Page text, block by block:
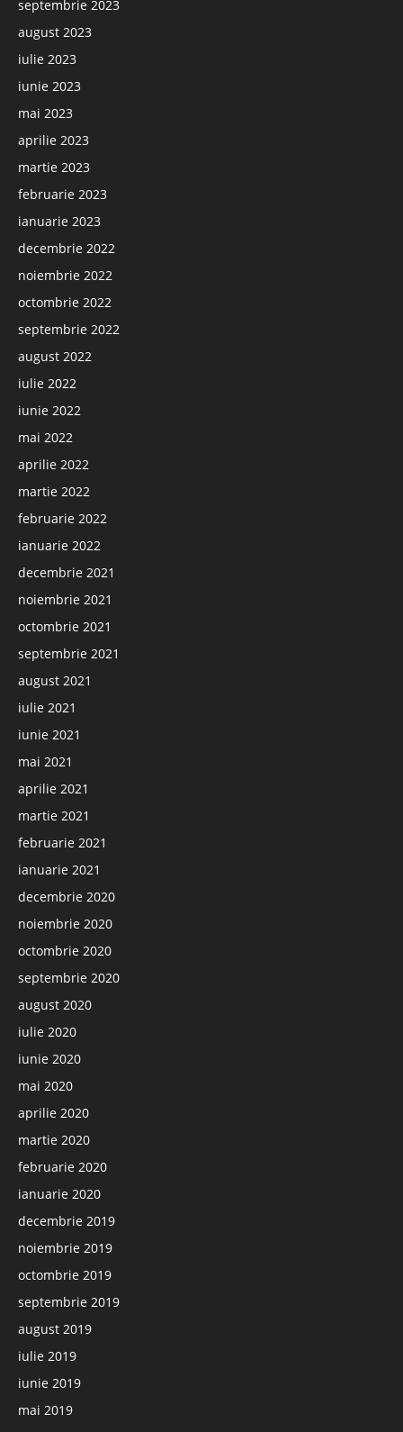
septembrie 2023
august 2023
iulie 2023
iunie 2023
mai 2023
aprilie 2023
martie 2023
februarie 2023
ianuarie 2023
decembrie 2022
noiembrie 2022
octombrie 2022
septembrie 2022
august 2022
iulie 2022
iunie 2022
mai 2022
aprilie 2022
martie 2022
februarie 2022
ianuarie 2022
decembrie 2021
noiembrie 2021
octombrie 2021
septembrie 2021
august 2021
iulie 2021
iunie 2021
mai 2021
aprilie 2021
martie 2021
februarie 2021
ianuarie 2021
decembrie 2020
noiembrie 2020
octombrie 2020
septembrie 2020
august 2020
iulie 2020
iunie 2020
mai 2020
aprilie 2020
martie 2020
februarie 2020
ianuarie 2020
decembrie 2019
noiembrie 2019
octombrie 2019
septembrie 2019
august 2019
iulie 2019
iunie 2019
mai 2019